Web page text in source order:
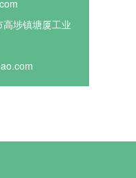
埗镇塘厦工业